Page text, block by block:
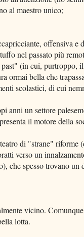
al maestro unico;
offensiva
nel passato più
(in cui, purtroppo,
ormai bella che
scolastici, di cui
anni un settore
il motore della
di "strane" riforme
verso un
che spesso trovano
vicino.
lotta.